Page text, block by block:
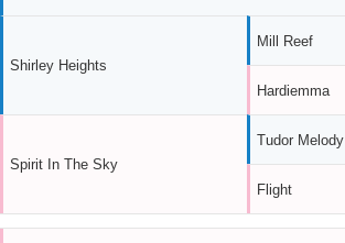
Shirley Heights
Spirit In The Sky
Mill Reef
Hardiemma
Tudor Melody
Flight